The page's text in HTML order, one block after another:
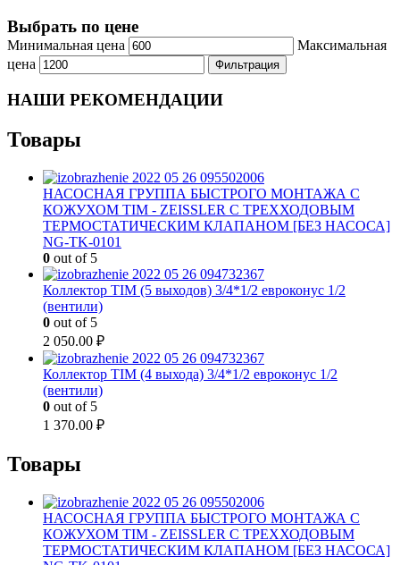
Выбрать по цене
Минимальная цена
Максимальная
цена
Фильтрация
НАШИ РЕКОМЕНДАЦИИ
Товары
НАСОСНАЯ ГРУППА БЫСТРОГО МОНТАЖА С
КОЖУХОМ TIM - ZEISSLER С ТРЕХХОДОВЫМ
ТЕРМОСТАТИЧЕСКИМ КЛАПАНОМ [БЕЗ НАСОСА]
NG-TK-0101
0 out of 5
Коллектор TIM (5 выходов) 3/4*1/2 евроконус 1/2
(вентили)
0 out of 5
2 050.00 ₽
Коллектор TIM (4 выхода) 3/4*1/2 евроконус 1/2
(вентили)
0 out of 5
1 370.00 ₽
Товары
НАСОСНАЯ ГРУППА БЫСТРОГО МОНТАЖА С
КОЖУХОМ TIM - ZEISSLER С ТРЕХХОДОВЫМ
ТЕРМОСТАТИЧЕСКИМ КЛАПАНОМ [БЕЗ НАСОСА]